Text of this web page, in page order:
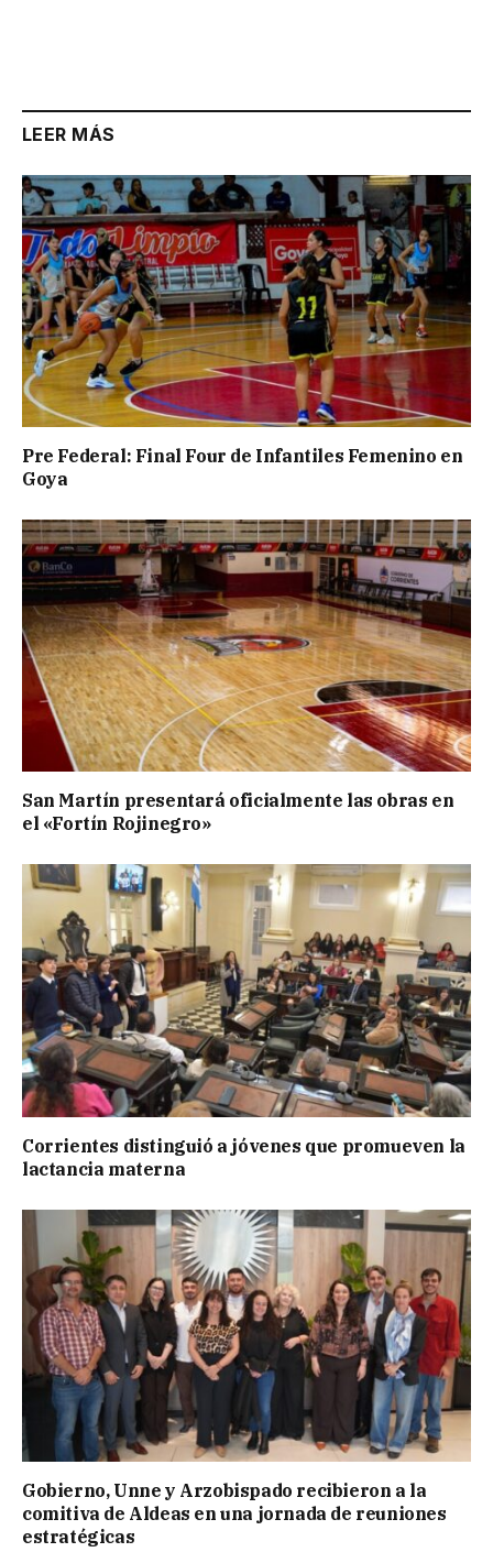
LEER MÁS
Pre Federal: Final Four de Infantiles Femenino en
Goya
San Martín presentará oficialmente las obras en
el «Fortín Rojinegro»
Corrientes distinguió a jóvenes que promueven la
lactancia materna
Gobierno, Unne y Arzobispado recibieron a la
comitiva de Aldeas en una jornada de reuniones
estratégicas